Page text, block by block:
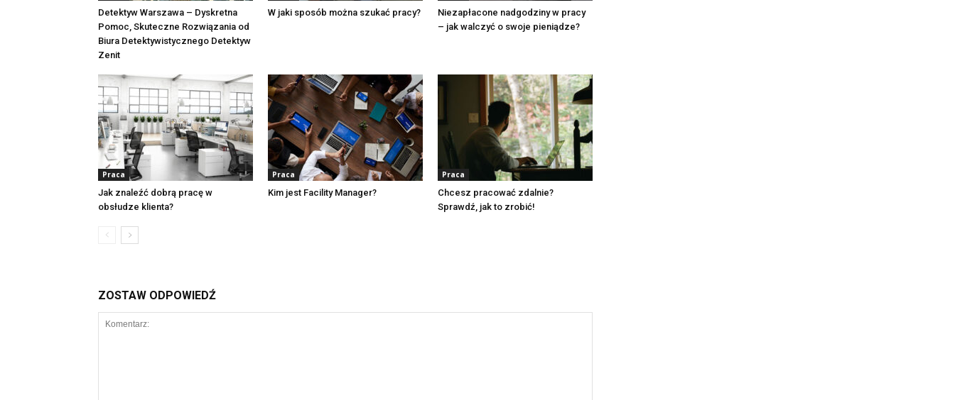
Detektyw Warszawa – Dyskretna
Pomoc, Skuteczne Rozwiązania od
Biura Detektywistycznego Detektyw
Zenit
W jaki sposób można szukać pracy?
Niezapłacone nadgodziny w pracy
– jak walczyć o swoje pieniądze?
Praca
Jak znaleźć dobrą pracę w
obsłudze klienta?
Praca
Kim jest Facility Manager?
Praca
Chcesz pracować zdalnie?
Sprawdź, jak to zrobić!
ZOSTAW ODPOWIEDŹ